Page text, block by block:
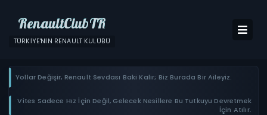
RenaultClubTR
TÜRKIYE'NIN RENAULT KULÜBÜ
Yollar Değişir, Renault Sevdası Baki Kalır; Biz Burada Bir Aileyiz.
Vites Sadece Hız İçin Değil, Gelecek Nesillere Bu Tutkuyu Devretmek
İçin Atılır.